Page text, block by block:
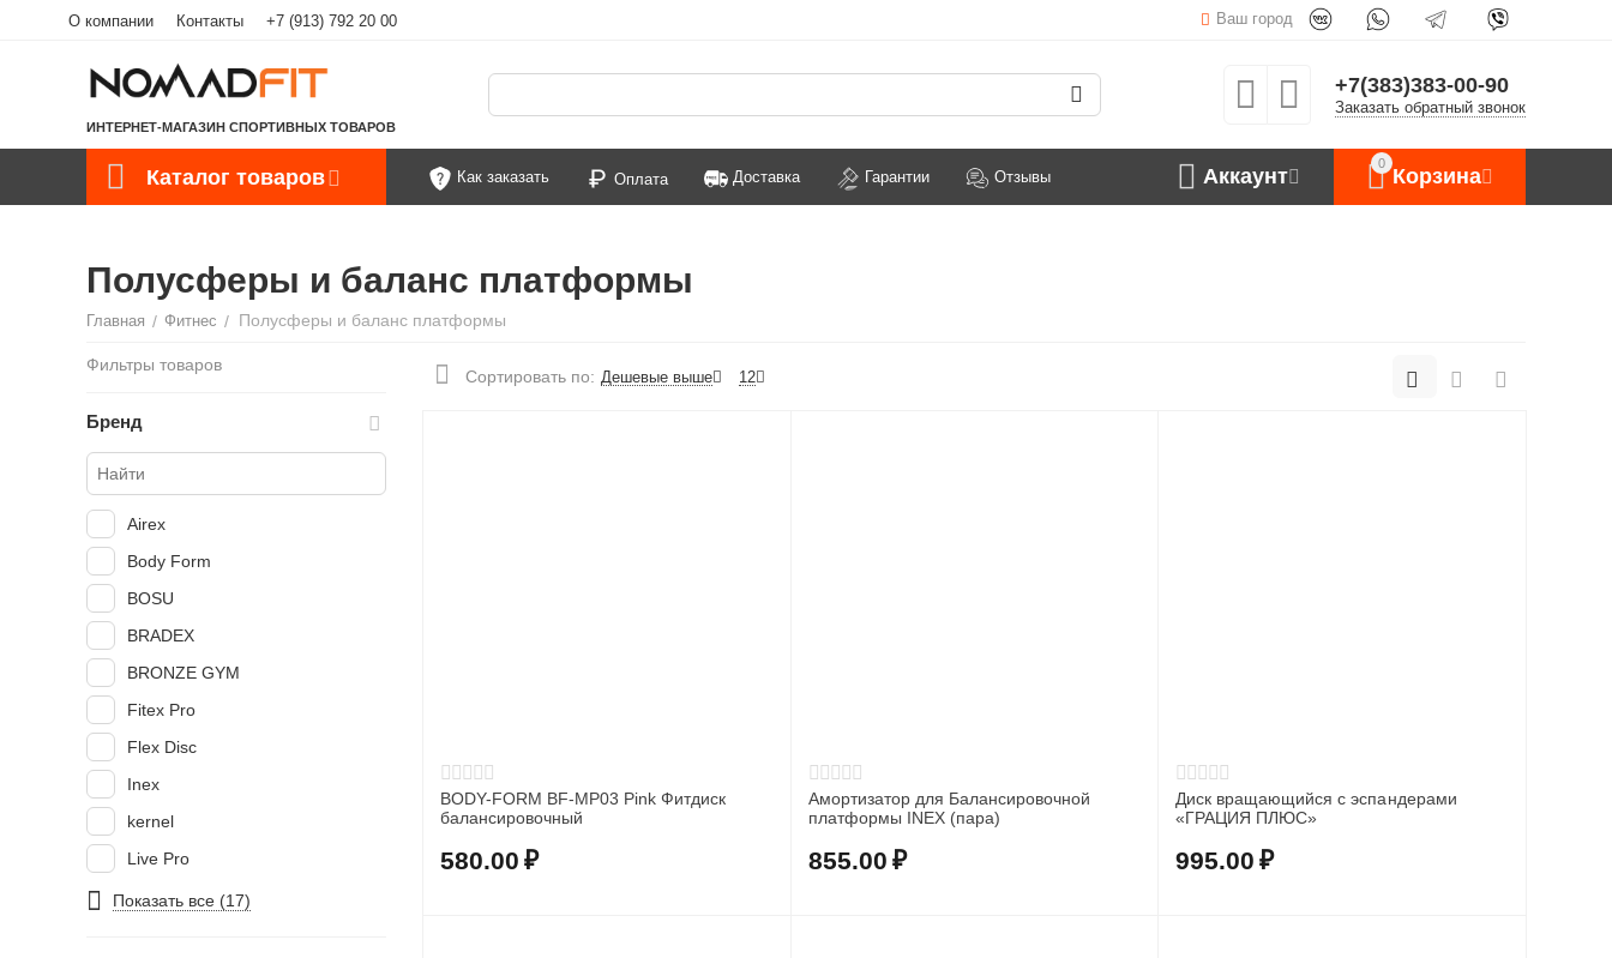
О компании Контакты +7 (913) 792 20 00 Ваш город
ИНТЕРНЕТ-МАГАЗИН СПОРТИВНЫХ ТОВАРОВ
+7(383)383-00-90
Заказать обратный звонок
Каталог товаров Как заказать Оплата Доставка Гарантии Отзывы
0
Корзина
Аккаунт
Полусферы и баланс платформы
Главная / Фитнес / Полусферы и баланс платформы
Сортировать по: Дешевые выше 12
BODY-FORM BF-MP03 Pink Фитдиск
балансировочный
580.00 ₽
Амортизатор для Балансировочной
платформы INEX (пара)
855.00 ₽
Диск вращающийся с эспандерами
«ГРАЦИЯ ПЛЮС»
995.00 ₽
Фильтры товаров
Бренд
Airex
Body Form
BOSU
BRADEX
BRONZE GYM
Fitex Pro
Flex Disc
Inex
kernel
Live Pro
OKPRO
Показать все (17)